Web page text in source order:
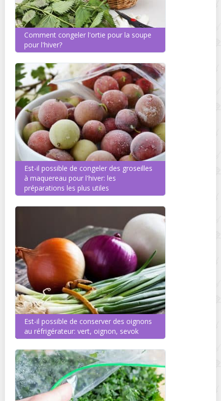
Comment congeler l'ortie pour la soupe
pour l'hiver?
Est-il possible de congeler des groseilles
à maquereau pour l'hiver: les
préparations les plus utiles
Est-il possible de conserver des oignons
au réfrigérateur: vert, oignon, sevok